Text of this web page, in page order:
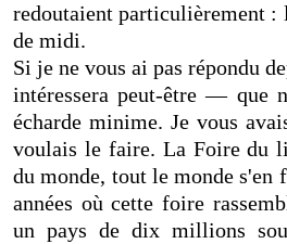
redoutaient particulièrement :
de midi.
Si je ne vous ai pas répondu
intéressera peut-être — que
écharde minime. Je vous
voulais le faire. La Foire du
du monde, tout le monde s'en
années où cette foire
un pays de dix millions